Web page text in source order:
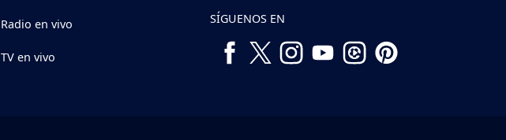
Radio en vivo
TV en vivo
SÍGUENOS EN